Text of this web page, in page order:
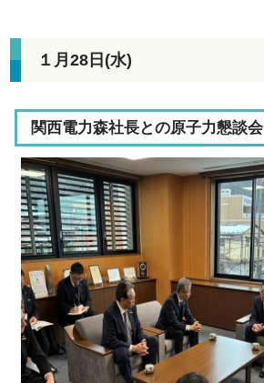
１月28日(水)
関西電力森社長との原子力懇談会